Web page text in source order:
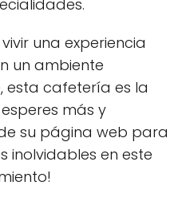
una experiencia
un ambiente
cafetería es la
más y
su página web para
inolvidables en este